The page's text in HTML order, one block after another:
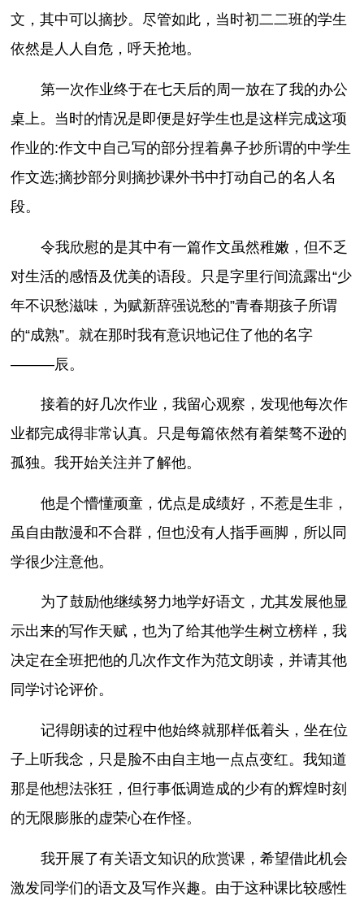
文，其中可以摘抄。尽管如此，当时初二二班的学生
依然是人人自危，呼天抢地。
第一次作业终于在七天后的周一放在了我的办公
桌上。当时的情况是即便是好学生也是这样完成这项
作业的:作文中自己写的部分捏着鼻子抄所谓的中学生
作文选;摘抄部分则摘抄课外书中打动自己的名人名
段。
令我欣慰的是其中有一篇作文虽然稚嫩，但不乏
对生活的感悟及优美的语段。只是字里行间流露出“少
年不识愁滋味，为赋新辞强说愁的”青春期孩子所谓
的“成熟”。就在那时我有意识地记住了他的名字
———辰。
接着的好几次作业，我留心观察，发现他每次作
业都完成得非常认真。只是每篇依然有着桀骜不逊的
孤独。我开始关注并了解他。
他是个懵懂顽童，优点是成绩好，不惹是生非，
虽自由散漫和不合群，但也没有人指手画脚，所以同
学很少注意他。
为了鼓励他继续努力地学好语文，尤其发展他显
示出来的写作天赋，也为了给其他学生树立榜样，我
决定在全班把他的几次作文作为范文朗读，并请其他
同学讨论评价。
记得朗读的过程中他始终就那样低着头，坐在位
子上听我念，只是脸不由自主地一点点变红。我知道
那是他想法张狂，但行事低调造成的少有的辉煌时刻
的无限膨胀的虚荣心在作怪。
我开展了有关语文知识的欣赏课，希望借此机会
激发同学们的语文及写作兴趣。由于这种课比较感性